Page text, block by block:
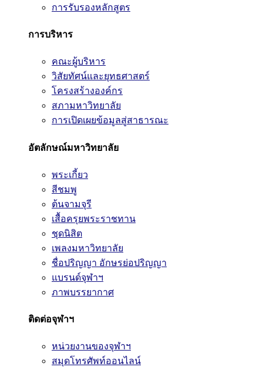
การรับรองหลักสูตร
การบริหาร
คณะผู้บริหาร
วิสัยทัศน์และยุทธศาสตร์
โครงสร้างองค์กร
สภามหาวิทยาลัย
การเปิดเผยข้อมูลสู่สาธารณะ
อัตลักษณ์มหาวิทยาลัย
พระเกี้ยว
สีชมพู
ต้นจามจุรี
เสื้อครุยพระราชทาน
ชุดนิสิต
เพลงมหาวิทยาลัย
ชื่อปริญญา อักษรย่อปริญญา
แบรนด์จุฬาฯ
ภาพบรรยากาศ
ติดต่อจุฬาฯ
หน่วยงานของจุฬาฯ
สมุดโทรศัพท์ออนไลน์